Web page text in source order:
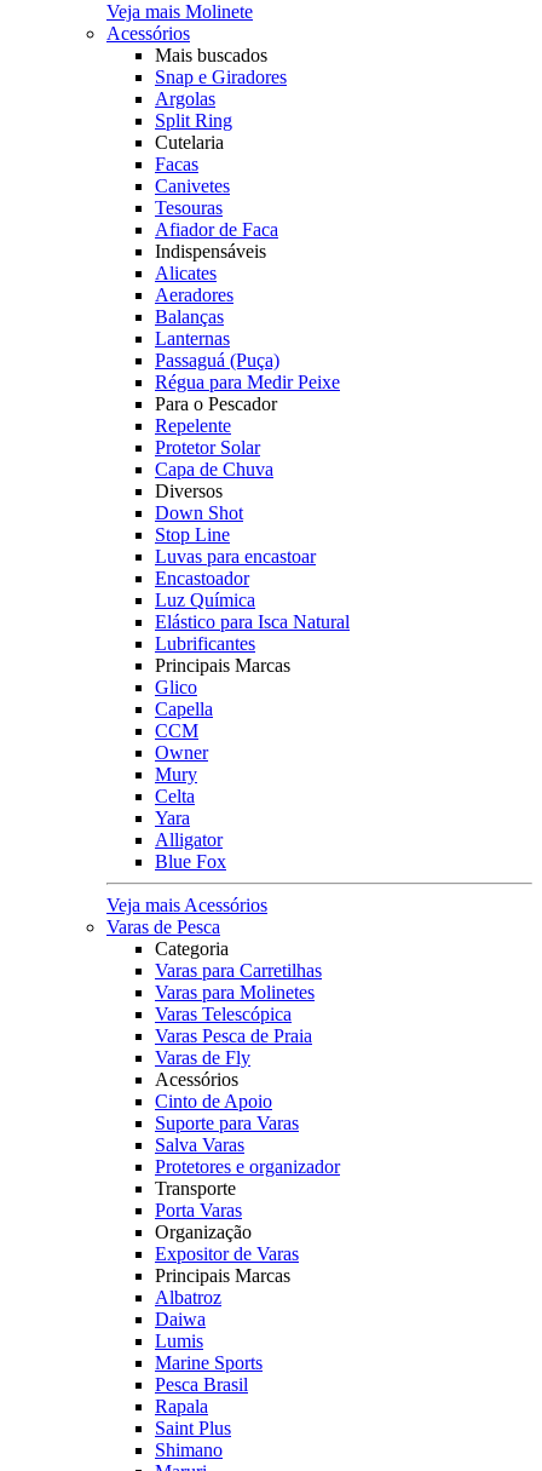
Veja mais Molinete
Acessórios
Mais buscados
Snap e Giradores
Argolas
Split Ring
Cutelaria
Facas
Canivetes
Tesouras
Afiador de Faca
Indispensáveis
Alicates
Aeradores
Balanças
Lanternas
Passaguá (Puça)
Régua para Medir Peixe
Para o Pescador
Repelente
Protetor Solar
Capa de Chuva
Diversos
Down Shot
Stop Line
Luvas para encastoar
Encastoador
Luz Química
Elástico para Isca Natural
Lubrificantes
Principais Marcas
Glico
Capella
CCM
Owner
Mury
Celta
Yara
Alligator
Blue Fox
Veja mais Acessórios
Varas de Pesca
Categoria
Varas para Carretilhas
Varas para Molinetes
Varas Telescópica
Varas Pesca de Praia
Varas de Fly
Acessórios
Cinto de Apoio
Suporte para Varas
Salva Varas
Protetores e organizador
Transporte
Porta Varas
Organização
Expositor de Varas
Principais Marcas
Albatroz
Daiwa
Lumis
Marine Sports
Pesca Brasil
Rapala
Saint Plus
Shimano